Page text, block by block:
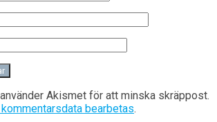
Akismet för att minska skräppost.
bearbetas.